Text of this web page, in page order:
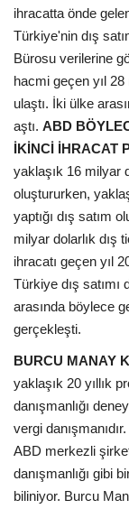
ihracatta önde
Türkiye'nin dış
Bürosu verilerine
hacmi geçen yıl
ulaştı. İki ülke
aştı. ABD
İKİNCİ İHRACAT
yaklaşık 16 milyar
oluştururken,
yaptığı dış satım
milyar dolarlık dış
ihracatı geçen yıl
Türkiye dış
arasında böylece
gerçekleşti.
BURCU MANAY
yaklaşık 20 yıllık
danışmanlığı
vergi
ABD merkezli
danışmanlığı gibi
biliniyor. Burcu